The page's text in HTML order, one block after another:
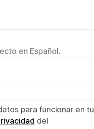
en Español.
para funcionar en tu
del